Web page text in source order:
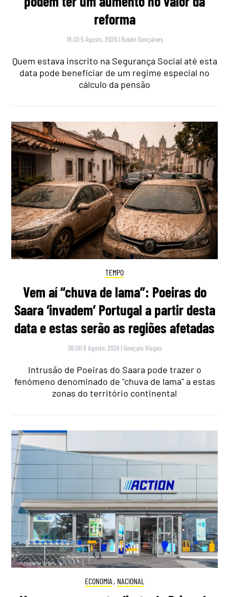
reforma
18:30 5 Agosto, 2026 | Rubén Gonçalves
Quem estava inscrito na Segurança Social até esta
data pode beneficiar de um regime especial no
cálculo da pensão
TEMPO
Vem aí “chuva de lama”: Poeiras do
Saara ‘invadem’ Portugal a partir desta
data e estas serão as regiões afetadas
06:00 6 Agosto, 2026 | Gonçalo Viegas
Intrusão de Poeiras do Saara pode trazer o
fenómeno denominado de "chuva de lama" a estas
zonas do território continental
ECONOMIA , NACIONAL